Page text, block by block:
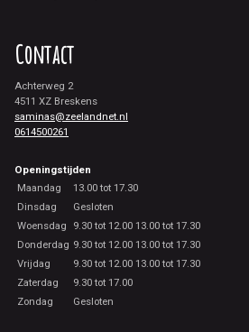
Contact
Achterweg 2
4511 XZ Breskens
saminas@zeelandnet.nl
0614500261
Openingstijden
Maandag
13.00 tot 17.30
Dinsdag
Gesloten
Woensdag
9.30 tot 12.00 13.00 tot 17.30
Donderdag 9.30 tot 12.00 13.00 tot 17.30
Vrijdag
9.30 tot 12.00 13.00 tot 17.30
Zaterdag
9.30 tot 17.00
Zondag
Gesloten